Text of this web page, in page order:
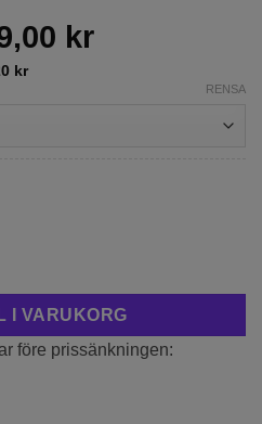
krPrisintervall:
239,00 kr
kr
RENSA
mängd
I VARUKORG
före prissänkningen: